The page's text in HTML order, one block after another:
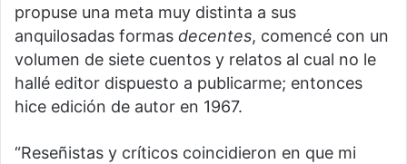
propuse una meta muy distinta a sus
anquilosadas formas decentes, comencé con un
volumen de siete cuentos y relatos al cual no le
hallé editor dispuesto a publicarme; entonces
hice edición de autor en 1967.
“Reseñistas y críticos coincidieron en que mi